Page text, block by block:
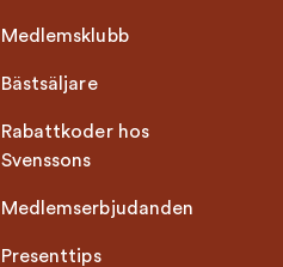
Medlemsklubb
Bästsäljare
Rabattkoder hos
Svenssons
Medlemserbjudanden
Presenttips